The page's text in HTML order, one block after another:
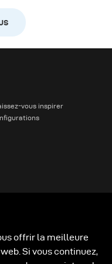
vous inspirer
offrir la meilleure
Si vous continuez,